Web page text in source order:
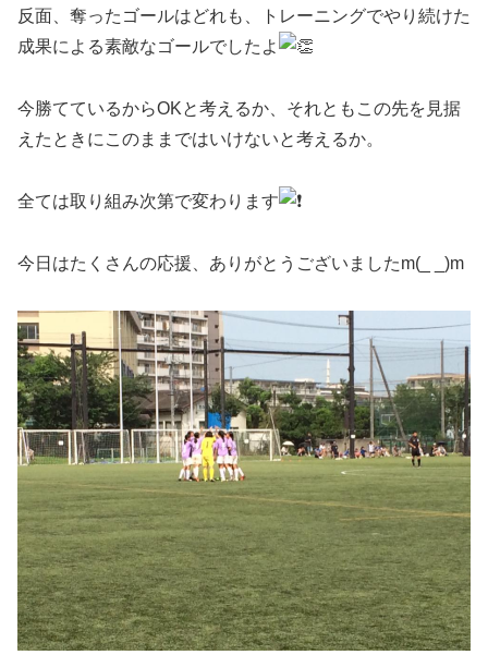
反面、奪ったゴールはどれも、トレーニングでやり続けた
成果による素敵なゴールでしたよ
今勝てているからOKと考えるか、それともこの先を見据
えたときにこのままではいけないと考えるか。
全ては取り組み次第で変わります
今日はたくさんの応援、ありがとうございましたm(_ _)m